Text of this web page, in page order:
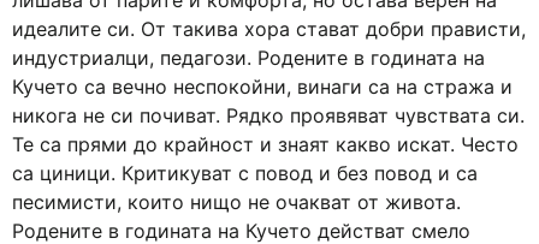
идеалите си. От такива хора стават добри прависти,
индустриалци, педагози. Родените в годината на
Кучето са вечно неспокойни, винаги са на стража и
никога не си почиват. Рядко проявяват чувствата си.
Те са прями до крайност и знаят какво искат. Често
са циници. Критикуват с повод и без повод и са
песимисти, които нищо не очакват от живота.
Родените в годината на Кучето действат смело